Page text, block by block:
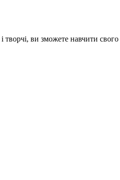
творчі, ви зможете навчити